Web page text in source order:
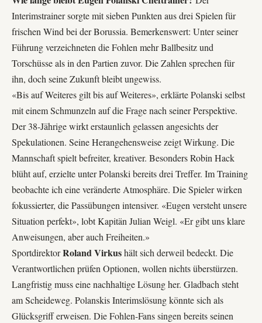
Interimstrainer sorgte mit sieben Punkten aus drei Spielen für
frischen Wind bei derBorussia. Bemerkenswert: Unter seiner
Führung verzeichneten die Fohlen mehr Ballbesitz und
Torschüsse als in den Partien zuvor. Die Zahlen sprechen für
ihn, doch seine Zukunft bleibt ungewiss.
«Bis auf Weiteres gilt bis auf Weiteres», erklärte Polanski selbst
mit einem Schmunzeln auf die Frage nach seiner Perspektive.
Der 38-Jährige wirkt erstaunlich gelassen angesichts der
Spekulationen. Seine Herangehensweise zeigt Wirkung. Die
Mannschaft spielt befreiter, kreativer. BesondersRobin Hack
blüht auf, erzielte unter Polanski bereits drei Treffer. Im Training
beobachte ich eine veränderte Atmosphäre. Die Spieler wirken
fokussierter, die Passübungen intensiver. «Eugen versteht unsere
Situation perfekt», lobt Kapitän Julian Weigl. «Er gibt uns klare
Anweisungen, aber auch Freiheiten.»
SportdirektorRoland Virkushält sich derweil bedeckt. Die
Verantwortlichen prüfen Optionen, wollen nichts überstürzen.
Langfristig muss eine nachhaltige Lösung her. Gladbach steht
am Scheideweg. Polanskis Interimslösung könnte sich als
Glücksgriff erweisen. Die Fohlen-Fans singen bereits seinen